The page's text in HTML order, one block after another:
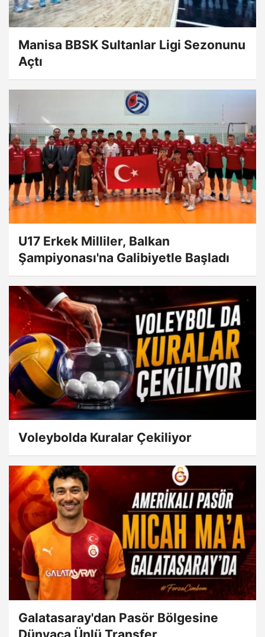
Manisa BBSK Sultanlar Ligi Sezonunu
Açtı
U17 Erkek Milliler, Balkan
Şampiyonası'na Galibiyetle Başladı
Voleybolda Kuralar Çekiliyor
Galatasaray'dan Pasör Bölgesine